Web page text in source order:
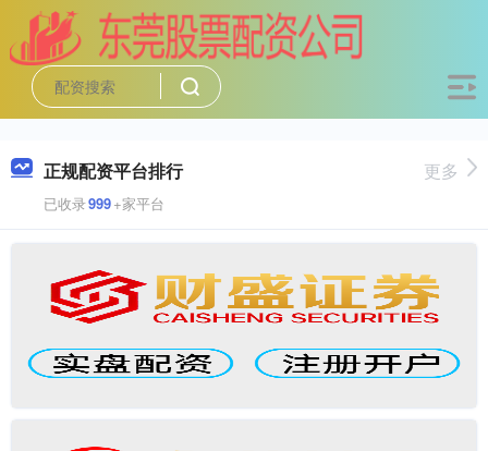
正规配资平台排行
已收录999+家平台
更多